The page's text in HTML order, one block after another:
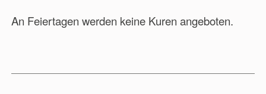
An Feiertagen werden keine Kuren angeboten.